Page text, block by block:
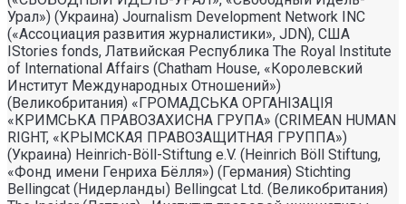
Урал») (Украина) Journalism Development Network INC
(«Ассоциация развития журналистики», JDN), США
IStories fonds, Латвийская Республика The Royal Institute
of International Affairs (Chatham House, «Королевский
Институт Международных Отношений»)
(Великобритания) «ГРОМАДСЬКА ОРГАНIЗАЦIЯ
«КРИМСЬКА ПРАВОЗАХИСНА ГРУПА» (CRIMEAN HUMAN
RIGHT, «КРЫМСКАЯ ПРАВОЗАЩИТНАЯ ГРУППА»)
(Украина) Heinrich-Böll-Stiftung e.V. (Heinrich Böll Stiftung,
«Фонд имени Генриха Бёлля») (Германия) Stichting
Bellingcat (Нидерланды) Bellingcat Ltd. (Великобритания)